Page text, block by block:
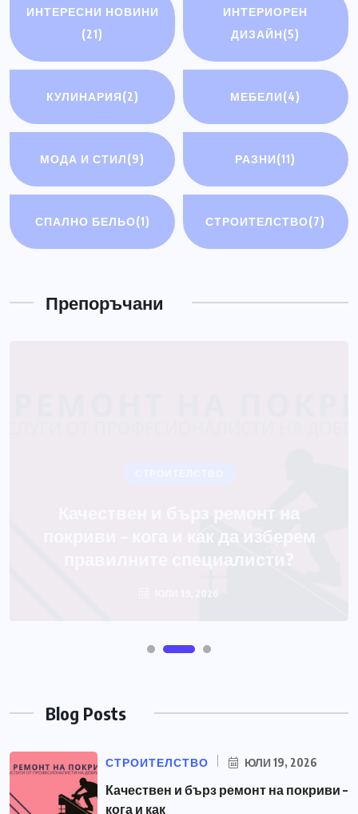
ИНТЕРЕСНИ НОВИНИ
(21)
ИНТЕРИОРЕН
ДИЗАЙН(5)
КУЛИНАРИЯ(2) МЕБЕЛИ(4)
МОДА И СТИЛ(9) РАЗНИ(11)
СПАЛНО БЕЛЬО(1) СТРОИТЕЛСТВО(7)
Препоръчани
РАЗНИ
ЮЛИ 14, 2026
Blog Posts
СТРОИТЕЛСТВО ЮЛИ 19, 2026
Качествен и бърз ремонт на покриви –
кога и как